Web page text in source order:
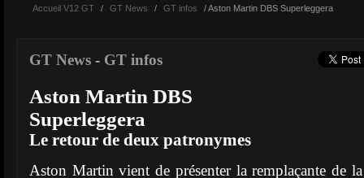
Accueil V12 GT / GT News / GT infos / Aston Martin DBS Superleggera
GT News - GT infos
Aston Martin DBS
Superleggera
Le retour de deux patronymes
Aston Martin vient de présenter la remplaçante de